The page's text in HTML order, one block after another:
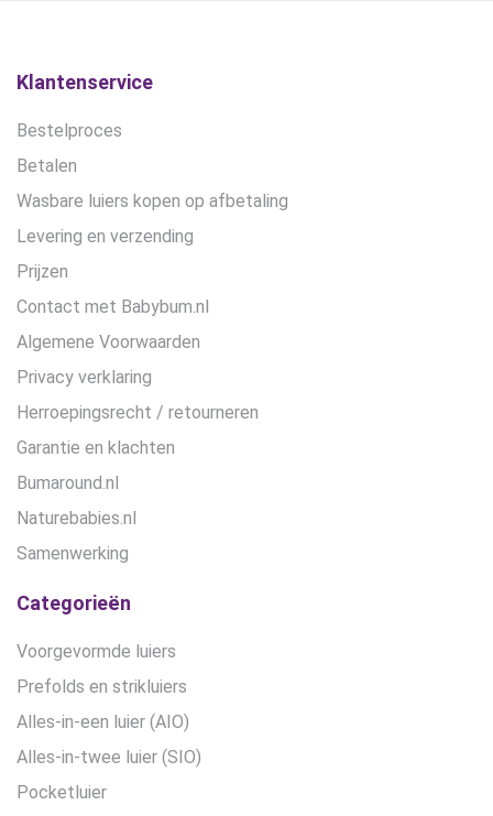
Klantenservice
Bestelproces
Betalen
Wasbare luiers kopen op afbetaling
Levering en verzending
Prijzen
Contact met Babybum.nl
Algemene Voorwaarden
Privacy verklaring
Herroepingsrecht / retourneren
Garantie en klachten
Bumaround.nl
Naturebabies.nl
Samenwerking
Categorieën
Voorgevormde luiers
Prefolds en strikluiers
Alles-in-een luier (AIO)
Alles-in-twee luier (SIO)
Pocketluier